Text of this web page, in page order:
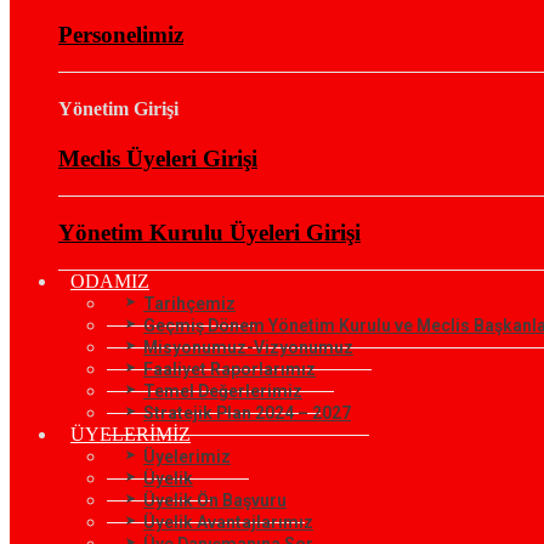
Personelimiz
Yönetim Girişi
Meclis Üyeleri Girişi
Yönetim Kurulu Üyeleri Girişi
ODAMIZ
Tarihçemiz
Geçmiş Dönem Yönetim Kurulu ve Meclis
Misyonumuz-Vizyonumuz
Faaliyet Raporlarımız
Temel Değerlerimiz
Stratejik Plan 2024 – 2027
ÜYELERİMİZ
Üyelerimiz
Üyelik
Üyelik Ön Başvuru
Üyelik Avantajlarımız